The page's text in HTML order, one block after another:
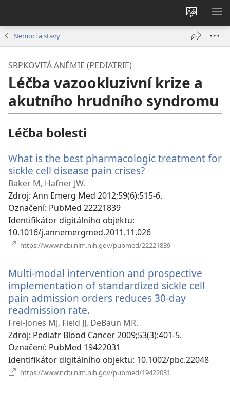
Změnit
jazyk
stránek
Nemoci a stavy
SRPKOVITÁ ANÉMIE (PEDIATRIE)
Léčba vazookluzivní krize a
akutního hrudního syndromu
Léčba bolesti
What is the best pharmacologic treatment for
sickle cell disease pain crises?
okno)
Baker M, Hafner JW.
Zdroj‎: Ann Emerg Med 2012;59(6):515-6.
Označení‎: PubMed 22221839
Identifikátor digitálního objektu‎:
10.1016/j.annemergmed.2011.11.026
https://www.ncbi.nlm.nih.gov/pubmed/22221839
Multi-modal intervention and prospective
implementation of standardized sickle cell
pain admission orders reduces 30-day
readmission rate.
nové
okno)
Frei-Jones MJ, Field JJ, DeBaun MR.
Zdroj‎: Pediatr Blood Cancer 2009;53(3):401-5.
Označení‎: PubMed 19422031
Identifikátor digitálního objektu‎: 10.1002/pbc.22048
https://www.ncbi.nlm.nih.gov/pubmed/19422031